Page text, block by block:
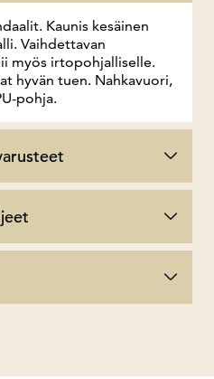
Kaunis kesäinen
Vaihdettavan
myös irtopohjalliselle.
hyvän tuen. Nahkavuori,
pohja.